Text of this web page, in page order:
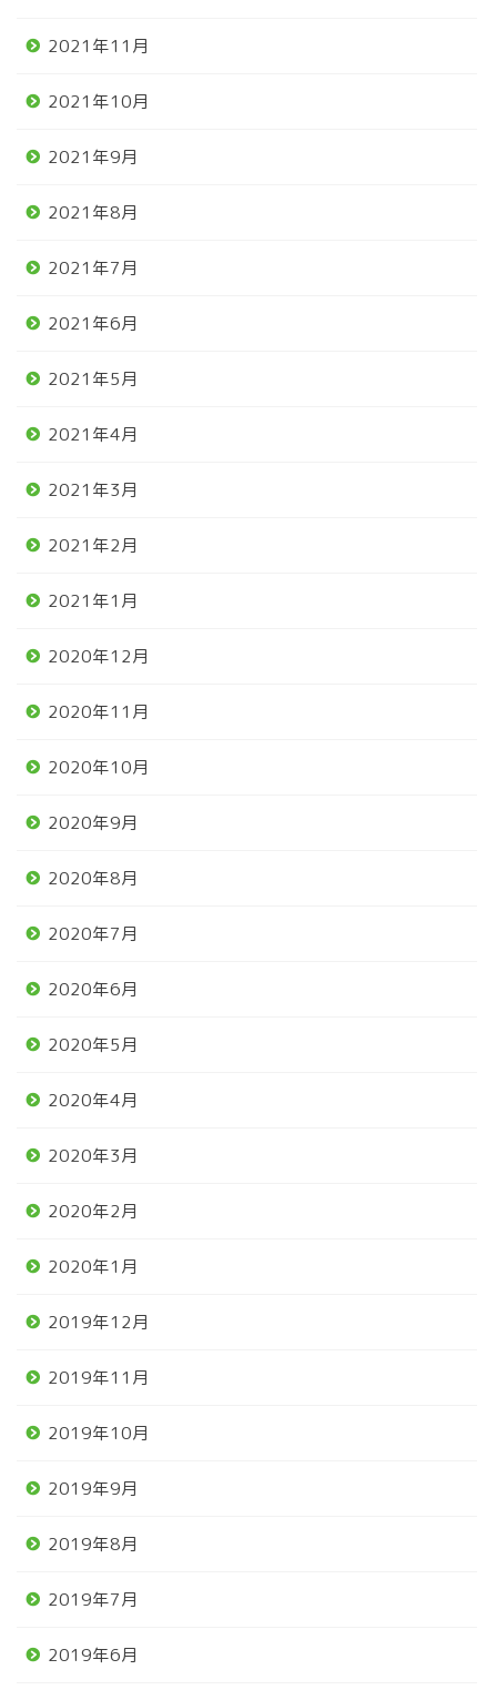
2021年11月
2021年10月
2021年9月
2021年8月
2021年7月
2021年6月
2021年5月
2021年4月
2021年3月
2021年2月
2021年1月
2020年12月
2020年11月
2020年10月
2020年9月
2020年8月
2020年7月
2020年6月
2020年5月
2020年4月
2020年3月
2020年2月
2020年1月
2019年12月
2019年11月
2019年10月
2019年9月
2019年8月
2019年7月
2019年6月